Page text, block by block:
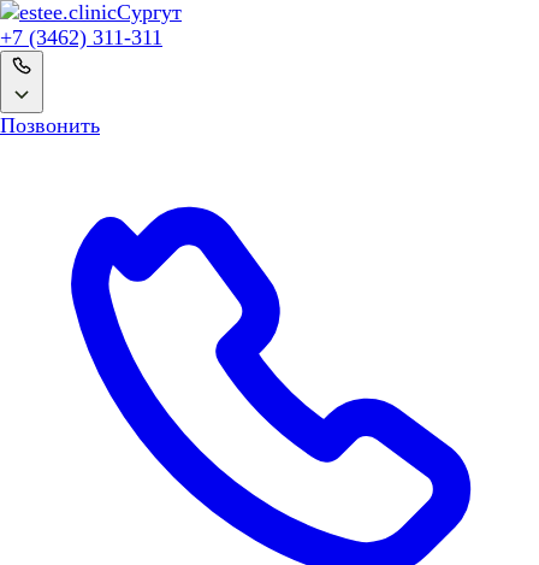
Сургут
+7 (3462) 311-311
Позвонить